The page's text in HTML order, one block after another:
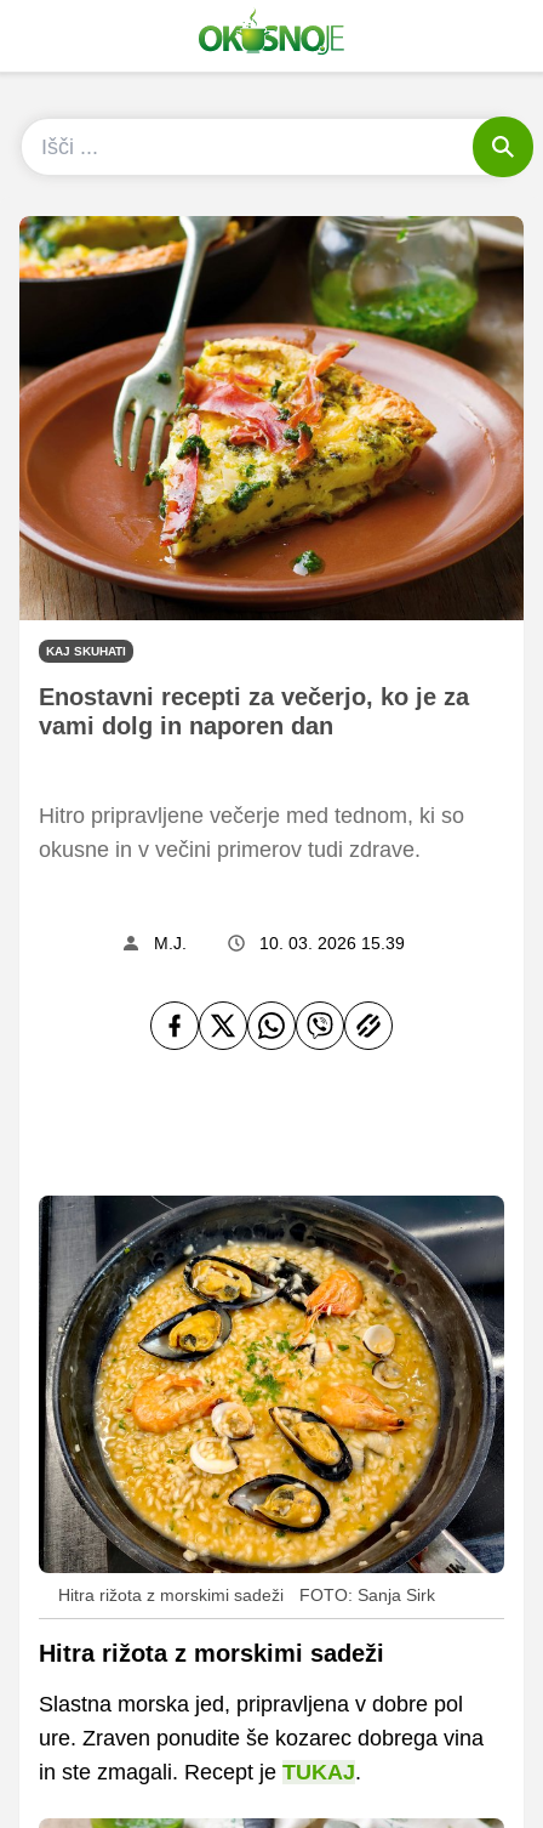
KAJ SKUHATI
Enostavni recepti za večerjo, ko je za
vami dolg in naporen dan
Hitro pripravljene večerje med tednom, ki so
okusne in v večini primerov tudi zdrave.
M.J. 10. 03. 2026 15.39
Hitra rižota z morskimi sadeži FOTO: Sanja Sirk
Hitra rižota z morskimi sadeži
Slastna morska jed, pripravljena v dobre pol
ure. Zraven ponudite še kozarec dobrega vina
in ste zmagali. Recept je TUKAJ.